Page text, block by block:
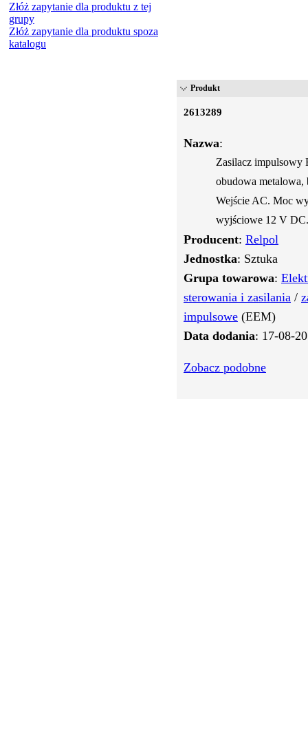
Złóż zapytanie dla produktu z tej
grupy
Złóż zapytanie dla produktu spoza
katalogu
Produkt
2613289
Nazwa:
Zasilacz impulsowy
obudowa metalowa,
Wejście AC. Moc
wyjściowe 12 V DC.
Producent: Relpol
Jednostka: Sztuka
Grupa towarowa:
sterowania i zasilania /
impulsowe (EEM)
Data dodania: 17-08-
Zobacz podobne